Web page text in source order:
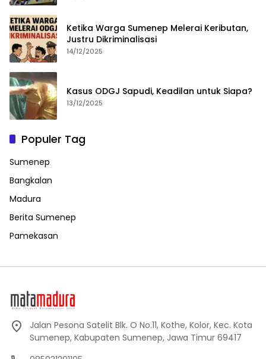
Ketika Warga Sumenep Melerai Keributan,
Justru Dikriminalisasi
14/12/2025
Kasus ODGJ Sapudi, Keadilan untuk Siapa?
13/12/2025
Populer Tag
Sumenep
Bangkalan
Madura
Berita Sumenep
Pamekasan
Jalan Pesona Satelit Blk. O No.11, Kothe, Kolor, Kec. Kota
Sumenep, Kabupaten Sumenep, Jawa Timur 69417